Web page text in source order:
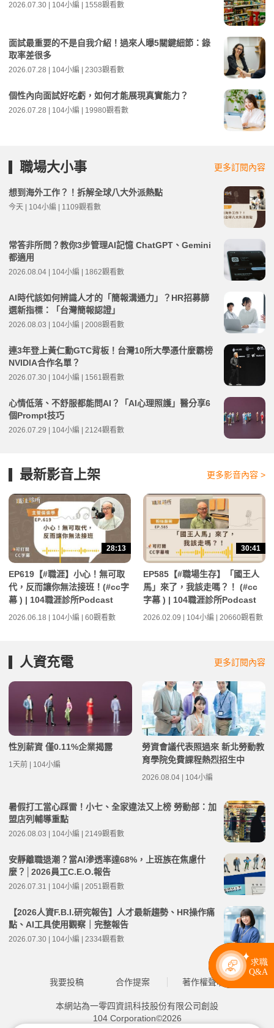
2026.07.30 | 104小編 | 1558觀看數
面試最重要的不是自我介紹！過來人曝5關鍵細節：錄
取率差很多
2026.07.28 | 104小編 | 2303觀看數
個性內向面試好吃虧，如何才能展現真實能力？
2026.07.28 | 104小編 | 19980觀看數
職場大小事 更多訂閱內容
想到海外工作？！拆解全球八大外派熱點
今天 | 104小編 | 1109觀看數
常答非所問？教你3步管理AI記憶 ChatGPT、Gemini
都適用
2026.08.04 | 104小編 | 1862觀看數
AI時代該如何辨識人才的「簡報溝通力」？HR招募篩
選新指標：「台灣簡報認證」
2026.08.03 | 104小編 | 2008觀看數
連3年登上黃仁勳GTC背板！台灣10所大學憑什麼霸榜
NVIDIA合作名單？
2026.07.30 | 104小編 | 1561觀看數
心情低落、不舒服都能問AI？「AI心理照護」醫分享6
個Prompt技巧
2026.07.29 | 104小編 | 2124觀看數
最新影音上架 更多影音內容 >
28:13
EP619【#職涯】小心！無可取
代，反而讓你無法接班！(#cc字
幕 ) | 104職涯診所Podcast
2026.06.18 | 104小編 | 60觀看數
30:41
EP585【#職場生存】「國王人
馬」來了，我該走嗎？！ (#cc
字幕 ) | 104職涯診所Podcast
2026.02.09 | 104小編 | 20660觀看數
人資充電 更多訂閱內容
性別薪資 僅0.11%企業揭露
1天前 | 104小編
勞資會議代表照過來 新北勞動教
育學院免費課程熱烈招生中
2026.08.04 | 104小編
暑假打工當心踩雷！小七、全家違法又上榜 勞動部：加
盟店列輔導重點
2026.08.03 | 104小編 | 2149觀看數
安靜離職退潮？當AI滲透率達68%，上班族在焦慮什
麼？│2026員工C.E.O.報告
2026.07.31 | 104小編 | 2051觀看數
【2026人資F.B.I.研究報告】人才最新趨勢、HR操作痛
點、AI工具使用觀察｜完整報告
2026.07.30 | 104小編 | 2334觀看數
我要投稿 合作提案 著作權聲明
本網站為一零四資訊科技股份有限公司創設
104 Corporation©2026